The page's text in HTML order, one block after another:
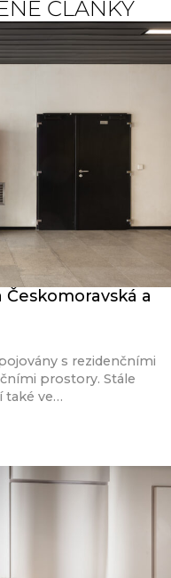
ČLÁNKY
a
s rezidenčními
prostory. Stále
také ve…